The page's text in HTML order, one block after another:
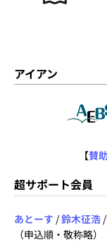
アイアン
【賛
超サポート会員
あとーす /鈴木征浩
（申込順・敬称略）